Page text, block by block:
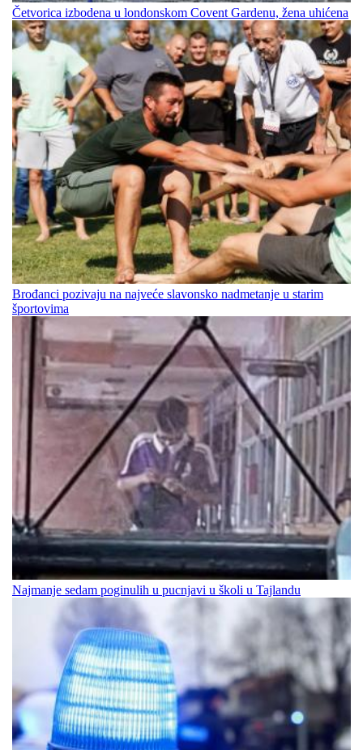
Četvorica izbodena u londonskom Covent Gardenu, žena uhićena
Brođanci pozivaju na najveće slavonsko nadmetanje u starim
športovima
Najmanje sedam poginulih u pucnjavi u školi u Tajlandu